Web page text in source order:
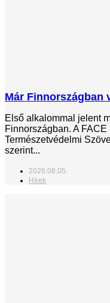
Már Finnországban
Első alkalommal jelent
Finnországban. A
Természetvédelmi
szerint...
2026.08.05.
Hírek